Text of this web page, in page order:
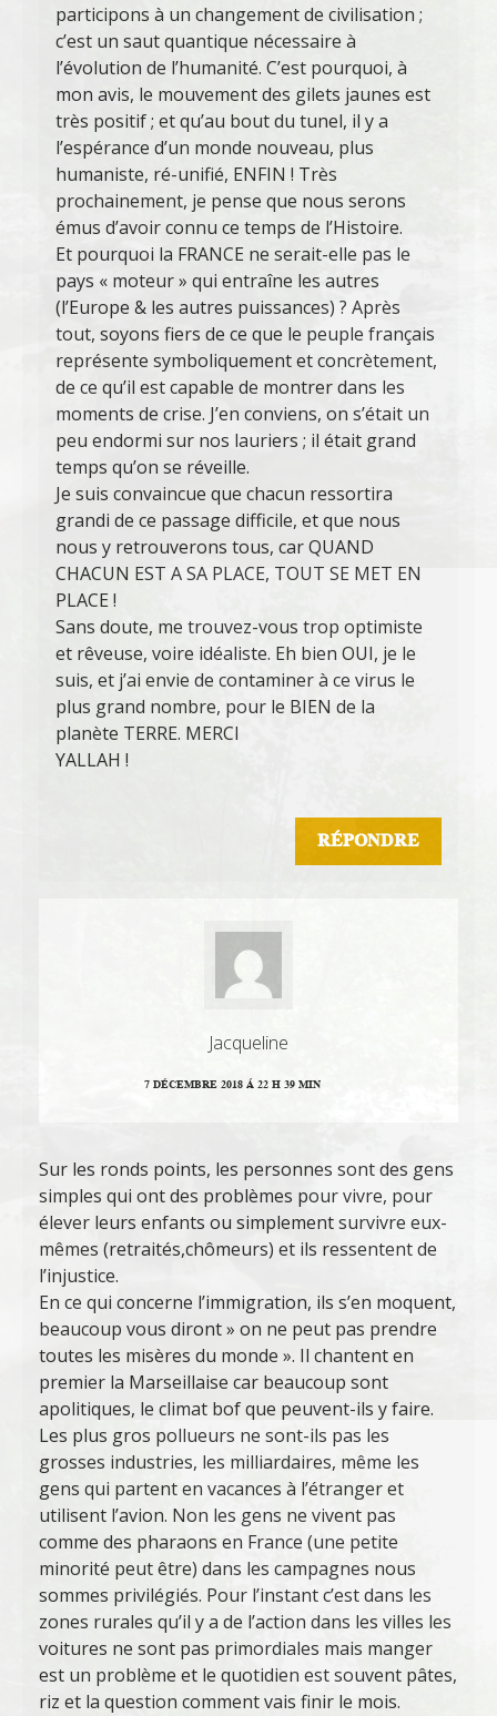
participons à un changement de civilisation ;
c’est un saut quantique nécessaire à
l’évolution de l’humanité. C’est pourquoi, à
mon avis, le mouvement des gilets jaunes est
très positif ; et qu’au bout du tunel, il y a
l’espérance d’un monde nouveau, plus
humaniste, ré-unifié, ENFIN ! Très
prochainement, je pense que nous serons
émus d’avoir connu ce temps de l’Histoire.
Et pourquoi la FRANCE ne serait-elle pas le
pays « moteur » qui entraîne les autres
(l’Europe & les autres puissances) ? Après
tout, soyons fiers de ce que le peuple français
représente symboliquement et concrètement,
de ce qu’il est capable de montrer dans les
moments de crise. J’en conviens, on s’était un
peu endormi sur nos lauriers ; il était grand
temps qu’on se réveille.
Je suis convaincue que chacun ressortira
grandi de ce passage difficile, et que nous
nous y retrouverons tous, car QUAND
CHACUN EST A SA PLACE, TOUT SE MET EN
PLACE !
Sans doute, me trouvez-vous trop optimiste
et rêveuse, voire idéaliste. Eh bien OUI, je le
suis, et j’ai envie de contaminer à ce virus le
plus grand nombre, pour le BIEN de la
planète TERRE. MERCI
YALLAH !
RÉPONDRE
Jacqueline
7 DÉCEMBRE 2018 Á 22 H 39 MIN
Sur les ronds points, les personnes sont des gens
simples qui ont des problèmes pour vivre, pour
élever leurs enfants ou simplement survivre eux-
mêmes (retraités,chômeurs) et ils ressentent de
l’injustice.
En ce qui concerne l’immigration, ils s’en moquent,
beaucoup vous diront » on ne peut pas prendre
toutes les misères du monde ». Il chantent en
premier la Marseillaise car beaucoup sont
apolitiques, le climat bof que peuvent-ils y faire.
Les plus gros pollueurs ne sont-ils pas les
grosses industries, les milliardaires, même les
gens qui partent en vacances à l’étranger et
utilisent l’avion. Non les gens ne vivent pas
comme des pharaons en France (une petite
minorité peut être) dans les campagnes nous
sommes privilégiés. Pour l’instant c’est dans les
zones rurales qu’il y a de l’action dans les villes les
voitures ne sont pas primordiales mais manger
est un problème et le quotidien est souvent pâtes,
riz et la question comment vais finir le mois.